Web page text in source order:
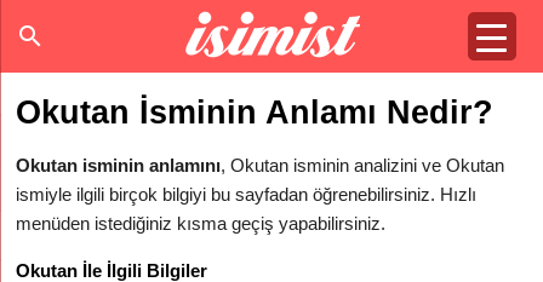
Okutan İsminin Anlamı Nedir?
Okutan isminin anlamını, Okutan isminin analizini ve Okutan
ismiyle ilgili birçok bilgiyi bu sayfadan öğrenebilirsiniz. Hızlı
menüden istediğiniz kısma geçiş yapabilirsiniz.
Okutan İle İlgili Bilgiler